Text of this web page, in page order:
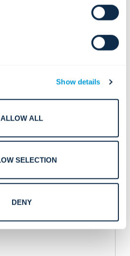
Show details
ALLOW ALL
SELECTION
DENY
la inteligencia artificial para
del futuro